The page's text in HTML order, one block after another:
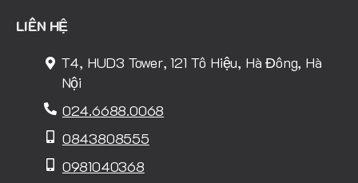
LIÊN HỆ
T4, HUD3 Tower, 121 Tô Hiệu, Hà Đông, Hà
Nội
024.6688.0068
0843808555
0981040368